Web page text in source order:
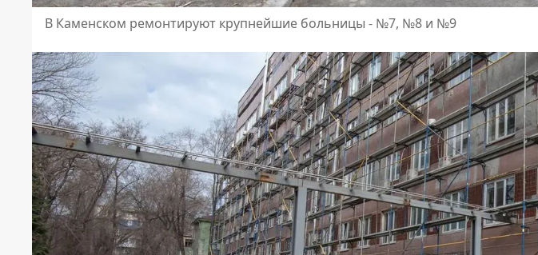
В Каменском ремонтируют крупнейшие больницы - №7, №8 и №9